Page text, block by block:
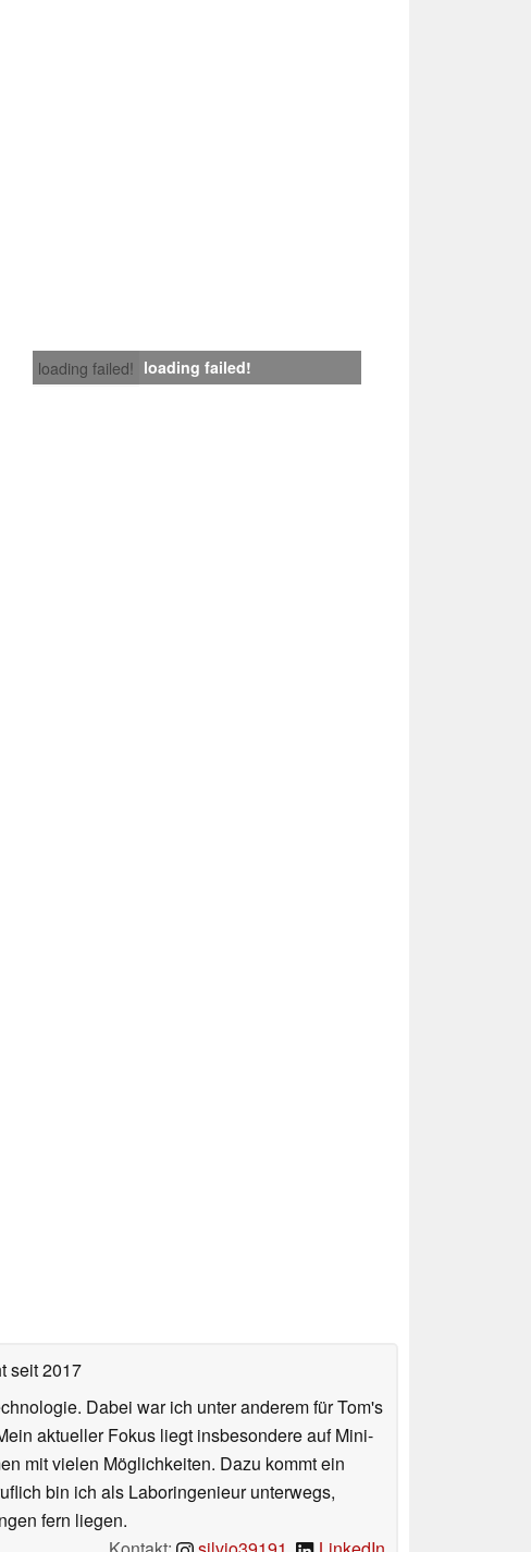
loading failed! loading failed!
seit 2017
Dabei war ich unter anderem für Tom's
aktueller Fokus liegt insbesondere auf Mini-
mit vielen Möglichkeiten. Dazu kommt ein
bin ich als Laboringenieur unterwegs,
fern liegen.